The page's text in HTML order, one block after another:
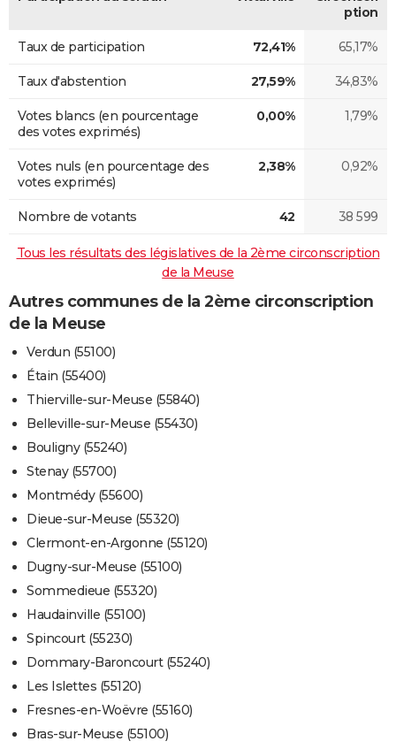
ption
Taux de participation 72,41% 65,17%
Taux d'abstention 27,59% 34,83%
Votes blancs (en pourcentage
des votes exprimés)
0,00% 1,79%
Votes nuls (en pourcentage des
votes exprimés)
2,38% 0,92%
Nombre de votants 42 38 599
Tous les résultats des législatives de la 2ème circonscription
de la Meuse
Autres communes de la 2ème circonscription
de la Meuse
Verdun (55100)
Étain (55400)
Thierville-sur-Meuse (55840)
Belleville-sur-Meuse (55430)
Bouligny (55240)
Stenay (55700)
Montmédy (55600)
Dieue-sur-Meuse (55320)
Clermont-en-Argonne (55120)
Dugny-sur-Meuse (55100)
Sommedieue (55320)
Haudainville (55100)
Spincourt (55230)
Dommary-Baroncourt (55240)
Les Islettes (55120)
Fresnes-en-Woëvre (55160)
Bras-sur-Meuse (55100)